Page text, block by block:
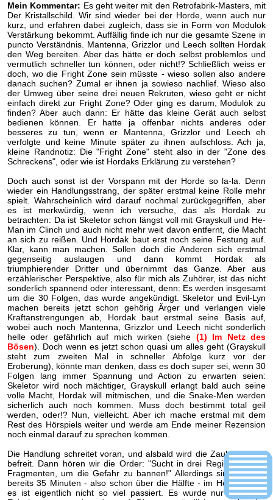
Mein Kommentar: Es geht weiter mit den Retrofabrik-Masters, mit
Der Kristallschild. Wir sind wieder bei der Horde, wenn auch nur
kurz, und erfahren dabei zugleich, dass sie in Form von Modulok
Verstärkung bekommt. Auffällig finde ich nur die gesamte Szene in
puncto Verständnis. Mantenna, Grizzlor und Leech sollten Hordak
den Weg bereiten. Aber das hätte er doch selbst problemlos und
vermutlich schneller tun können, oder nicht!? Schließlich weiss er
doch, wo die Fright Zone sein müsste - wieso sollen also andere
danach suchen? Zumal er ihnen ja sowieso nachlief. Wieso also
der Umweg über seine drei neuen Rekruten, wieso geht er nicht
einfach direkt zur Fright Zone? Oder ging es darum, Modulok zu
finden? Aber auch dann: Er hätte das kleine Gerät auch selbst
bedienen können. Er hatte ja offenbar nichts anderes oder
besseres zu tun, wenn er Mantenna, Grizzlor und Leech eh
verfolgte und keine Minute später zu ihnen aufschloss. Ach ja,
kleine Randnotiz: Die "Fright Zone" steht also in der "Zone des
Schreckens", oder wie ist Hordaks Erklärung zu verstehen?
Doch auch sonst ist der Vorspann mit der Horde so la-la. Denn
wieder ein Handlungsstrang, der später erstmal keine Rolle mehr
spielt. Wahrscheinlich wird darauf nochmal zurückgegriffen, aber
es ist merkwürdig, wenn ich versuche, das als Hordak zu
betrachten: Da ist Skeletor schon längst voll mit Grayskull und He-
Man im Clinch und auch nicht mehr weit davon entfernt, die Macht
an sich zu reißen. Und Hordak baut erst noch seine Festung auf.
Klar, kann man machen. Sollen doch die Anderen sich erstmal
gegenseitig auslaugen und dann kommt Hordak als
triumphierender Dritter und übernimmt das Ganze. Aber aus
erzählerischer Perspektive, also für mich als Zuhörer, ist das nicht
sonderlich spannend oder interessant, denn: Es werden insgesamt
um die 30 Folgen, das wurde angekündigt. Skeletor und Evil-Lyn
machen bereits jetzt schon gehörig Ärger und verlangen viele
Kraftanstrengungen ab, Hordak baut erstmal seine Basis auf,
wobei auch noch Mantenna, Grizzlor und Leech nicht sonderlich
helle oder gefährlich auf mich wirken (siehe (1) Im Netz des
Bösen). Doch wenn es jetzt schon quasi um alles geht (Grayskull
steht zum zweiten Mal in schneller Abfolge kurz vor der
Eroberung), könnte man denken, dass es doch super sei, wenn 30
Folgen lang immer Spannung und Action zu erwarten seien:
Skeletor wird noch mächtiger, Grayskull erlangt bald auch seine
volle Macht, Hordak will mitmischen, und die Snake-Men werden
sicherlich auch noch kommen. Muss doch bestimmt total geil
werden, oder!? Nun, vielleicht. Aber ich mache erstmal mit dem
Rest des Hörspiels weiter und werde am Ende meiner Rezension
noch einmal darauf zu sprechen kommen.
Die Handlung schreitet voran, und alsbald wird die Zauberin/Zoar
befreit. Dann hören wir die Order: "Sucht in drei Regionen nach
Fragmenten, um die Gefahr zu bannen!" Allerdings sind wir hier
bereits 35 Minuten - also schon über die Hälfte - im Hörspiel und
es ist eigentlich nicht so viel passiert. Es wurde nur recht viel